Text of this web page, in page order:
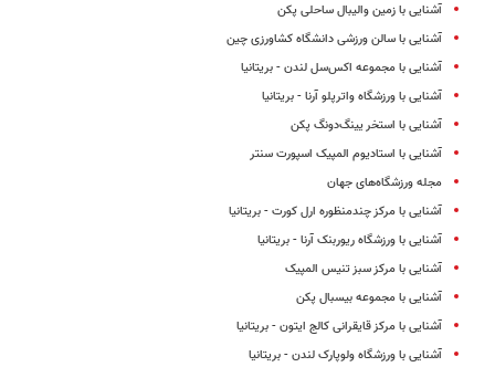
آشنایی با زمین والیبال ساحلی پکن
آشنایی با سالن ورزشی دانشگاه کشاورزی چین
آشنایی با مجموعه اکس‌سل لندن - بریتانیا
آشنایی با ورزشگاه واترپلو آرنا - بریتانیا
آشنایی با استخر یینگ‌دونگ پکن
آشنایی با استادیوم المپیک اسپورت سنتر
مجله ورزشگاه‌های جهان
آشنایی با مرکز چندمنظوره ارل کورت - بریتانیا
آشنایی با ورزشگاه ریوربنک آرنا - بریتانیا
آشنایی با مرکز سبز تنیس المپیک
آشنایی با مجموعه بیسبال پکن
آشنایی با مرکز قایقرانی کالج ایتون - بریتانیا
آشنایی با ورزشگاه ولوپارک لندن - بریتانیا